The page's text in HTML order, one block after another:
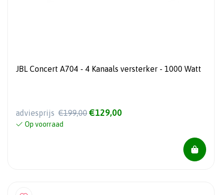
JBL Concert A704 - 4 Kanaals versterker - 1000 Watt
adviesprijs €199,00 €129,00
Op voorraad